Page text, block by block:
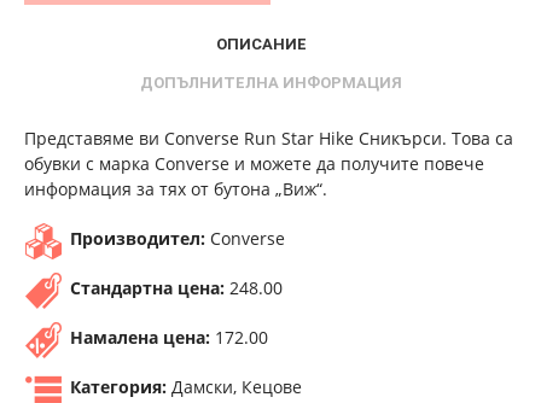
ОПИСАНИЕ
ДОПЪЛНИТЕЛНА ИНФОРМАЦИЯ
Представяме ви Converse Run Star Hike Сникърси. Това са
обувки с марка Converse и можете да получите повече
информация за тях от бутона „Виж“.
Производител: Converse
Стандартна цена: 248.00
Намалена цена: 172.00
Категория: Дамски, Кецове